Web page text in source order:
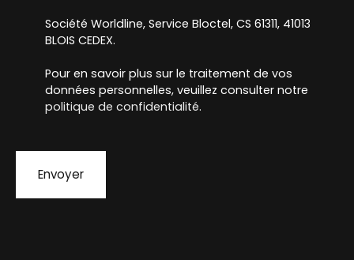
Société Worldline, Service Bloctel, CS 61311, 41013
BLOIS CEDEX.
Pour en savoir plus sur le traitement de vos
données personnelles, veuillez consulter notre
politique de confidentialité.
Envoyer